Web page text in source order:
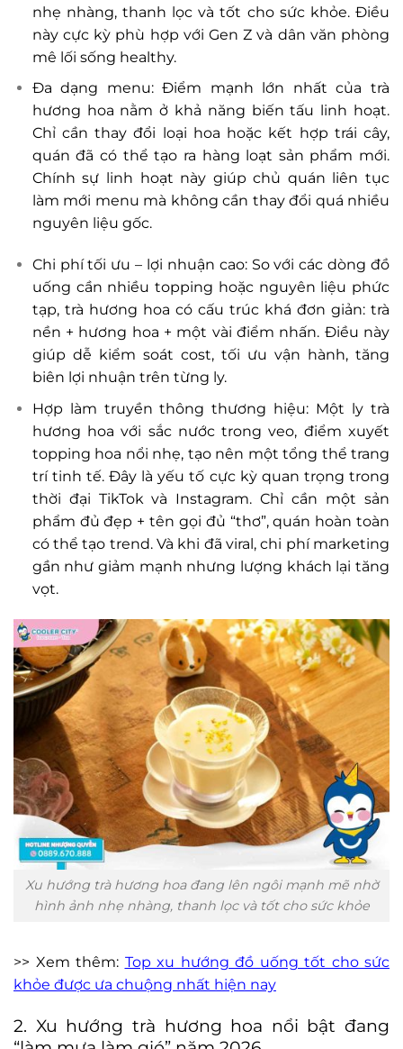
nhẹ nhàng, thanh lọc và tốt cho sức khỏe. Điều
này cực kỳ phù hợp với Gen Z và dân văn phòng
mê lối sống healthy.
Đa dạng menu: Điểm mạnh lớn nhất của trà
hương hoa nằm ở khả năng biến tấu linh hoạt.
Chỉ cần thay đổi loại hoa hoặc kết hợp trái cây,
quán đã có thể tạo ra hàng loạt sản phẩm mới.
Chính sự linh hoạt này giúp chủ quán liên tục
làm mới menu mà không cần thay đổi quá nhiều
nguyên liệu gốc.
Chi phí tối ưu – lợi nhuận cao: So với các dòng đồ
uống cần nhiều topping hoặc nguyên liệu phức
tạp, trà hương hoa có cấu trúc khá đơn giản: trà
nền + hương hoa + một vài điểm nhấn. Điều này
giúp dễ kiểm soát cost, tối ưu vận hành, tăng
biên lợi nhuận trên từng ly.
Hợp làm truyền thông thương hiệu: Một ly trà
hương hoa với sắc nước trong veo, điểm xuyết
topping hoa nổi nhẹ, tạo nên một tổng thể trang
trí tinh tế. Đây là yếu tố cực kỳ quan trọng trong
thời đại TikTok và Instagram. Chỉ cần một sản
phẩm đủ đẹp + tên gọi đủ “thơ”, quán hoàn toàn
có thể tạo trend. Và khi đã viral, chi phí marketing
gần như giảm mạnh nhưng lượng khách lại tăng
vọt.
Xu hướng trà hương hoa đang lên ngôi mạnh mẽ nhờ
hình ảnh nhẹ nhàng, thanh lọc và tốt cho sức khỏe
>> Xem thêm: Top xu hướng đồ uống tốt cho sức
khỏe được ưa chuộng nhất hiện nay
2. Xu hướng trà hương hoa nổi bật đang